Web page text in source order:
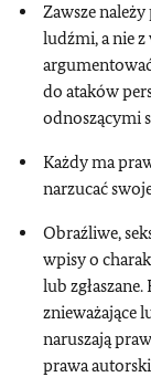
Zawsze
ludźmi, a nie
do ataków
odnoszącymi
Każdy ma
narzucać
Obraźliwe,
wpisy o
lub
znieważające
naruszają
prawa